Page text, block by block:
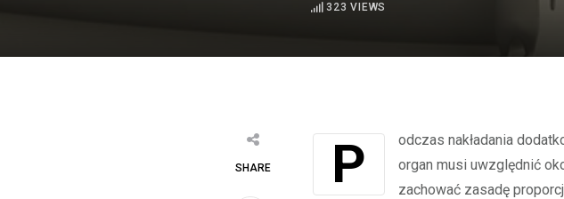
323 VIEWS
SHARE Podczas nakładania dodatkowego „karnego” zobowiązania podatkowego,
organ musi uwzględnić
zachować zasadę